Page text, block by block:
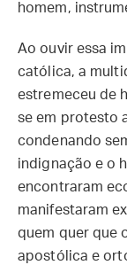
homem,
Ao ouvir essa
católica, a
estremeceu de
se em protesto
condenando
indignação e o
encontraram
manifestaram
quem quer que
apostólica e